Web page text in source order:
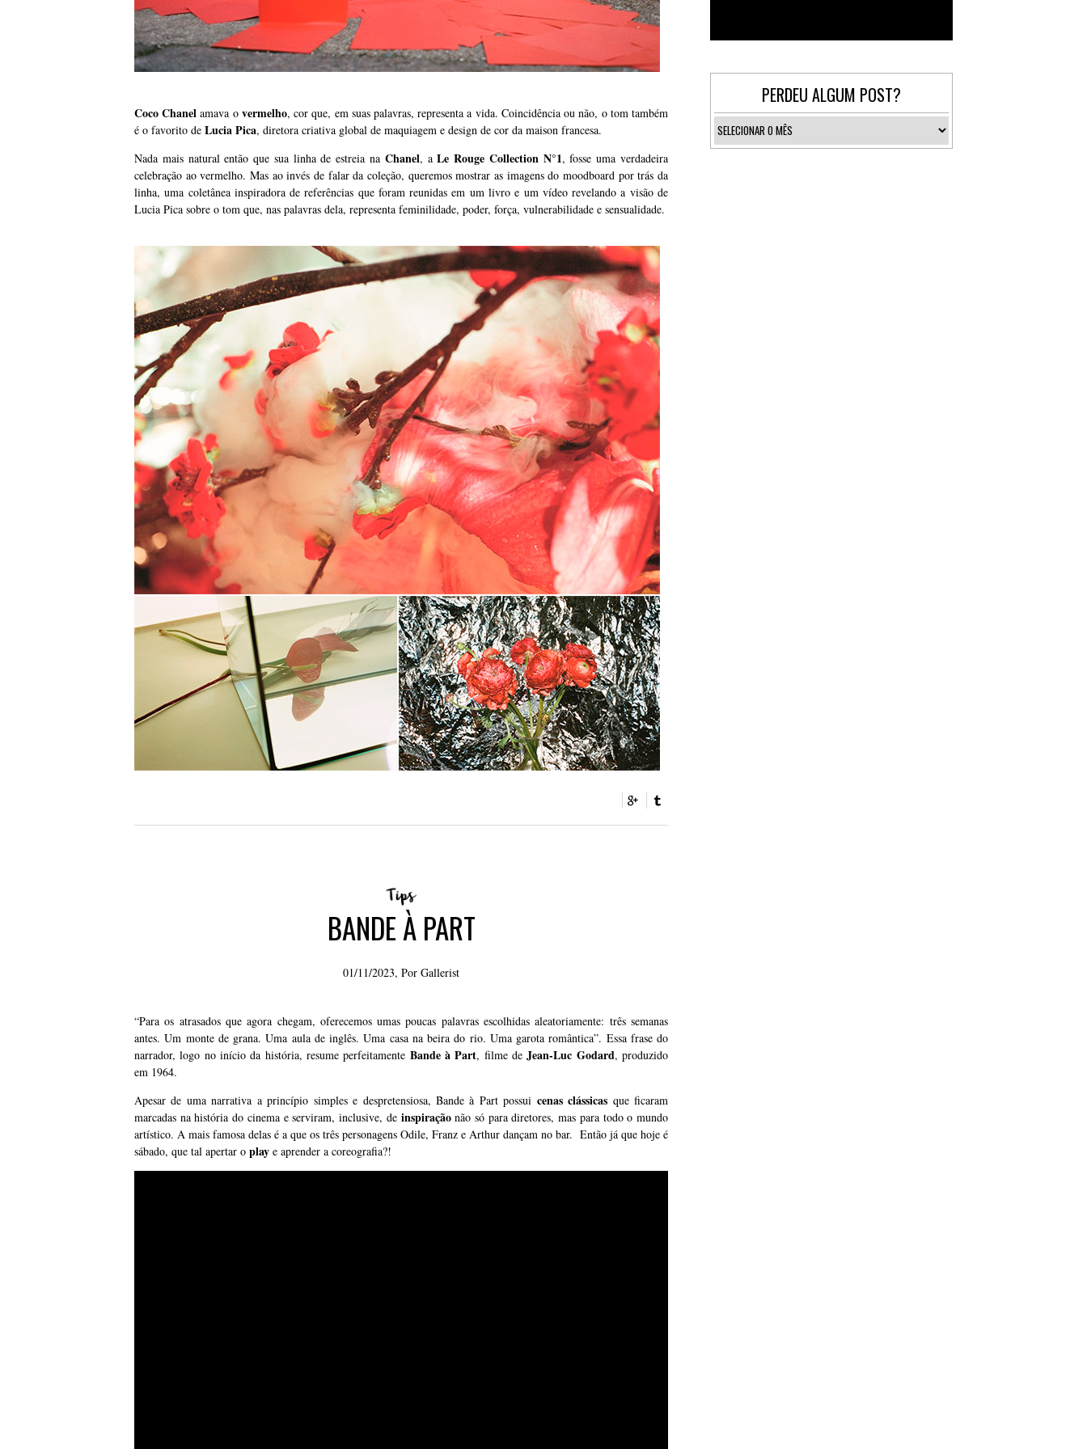
Coco Chanel amava o vermelho, cor que, em suas palavras, representa a vida. Coincidência ou não, o tom também
é o favorito de Lucia Pica, diretora criativa global de maquiagem e design de cor da maison francesa.
Nada mais natural então que sua linha de estreia na Chanel, aLe Rouge Collection N°1, fosse uma verdadeira
celebração ao vermelho. Mas ao invés de falar da coleção, queremos mostrar as imagens do moodboard por trás da
linha, uma coletânea inspiradora de referências que foram reunidas em um livro e um vídeo revelando a visão de
Lucia Pica sobre o tom que, nas palavras dela, representa feminilidade, poder, força, vulnerabilidade e sensualidade.
BANDE À PART
01/11/2023, Por Gallerist
“Para os atrasados que agora chegam, oferecemos umas poucas palavras escolhidas aleatoriamente: três semanas
antes. Um monte de grana. Uma aula de inglês. Uma casa na beira do rio. Uma garota romântica”. Essa frase do
narrador, logo no início da história, resume perfeitamente Bande à Part, filme deJean-Luc Godard, produzido
em 1964.
Apesar de uma narrativa a princípio simples e despretensiosa, Bande à Part possui cenas clássicas que ficaram
marcadas na história do cinema e serviram, inclusive, de inspiraçãonão só para diretores, mas para todo o mundo
artístico. A mais famosa delas é a que os três personagens Odile, Franz e Arthur dançam no bar. Então já que hoje é
sábado, que tal apertar o play e aprender a coreografia?!
PERDEU ALGUM POST?